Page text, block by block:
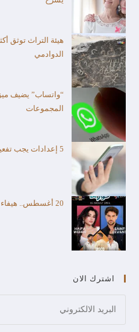
الدوادمي
المجموعات
5 إعدادات يجب تفعيلها فورًا بعد شراء آيفون جديد
20 أغسطس.. هيفاء وهبي تحيي حفلا غنائيا في السعودية
اشترك الان